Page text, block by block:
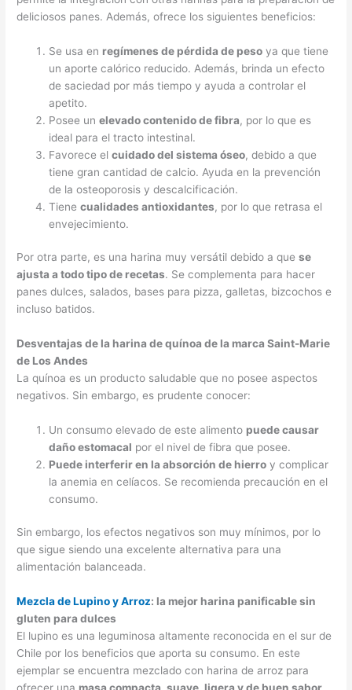
deliciosos panes. Además, ofrece los siguientes beneficios:
Se usa en regímenes de pérdida de peso ya que tiene
un aporte calórico reducido. Además, brinda un efecto
de saciedad por más tiempo y ayuda a controlar el
apetito.
Posee unelevado contenido de fibra, por lo que es
ideal para el tracto intestinal.
Favorece elcuidado del sistema óseo, debido a que
tiene gran cantidad de calcio. Ayuda en la prevención
de la osteoporosis y descalcificación.
Tienecualidades antioxidantes, por lo que retrasa el
envejecimiento.
Por otra parte, es una harina muy versátil debido a quese
ajusta a todo tipo de recetas. Se complementa para hacer
panes dulces, salados, bases para pizza, galletas, bizcochos e
incluso batidos.
Desventajas de la harina de quínoa de la marca Saint-Marie
de Los Andes
La quínoa es un producto saludable que no posee aspectos
negativos. Sin embargo, es prudente conocer:
Un consumo elevado de este alimento puede causar
daño estomacal por el nivel de fibra que posee.
Puede interferir en la absorción de hierro y complicar
la anemia en celíacos. Se recomienda precaución en el
consumo.
Sin embargo, los efectos negativos son muy mínimos, por lo
que sigue siendo una excelente alternativa para una
alimentación balanceada.
Mezcla de Lupino y Arroz: la mejor harina panificable sin
gluten para dulces
El lupino es una leguminosa altamente reconocida en el sur de
Chile por los beneficios que aporta su consumo. En este
ejemplar se encuentra mezclado con harina de arroz para